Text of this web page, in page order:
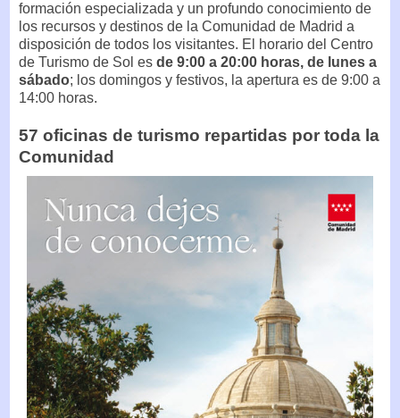
formación especializada y un profundo conocimiento de
los recursos y destinos de la Comunidad de Madrid a
disposición de todos los visitantes. El horario del Centro
de Turismo de Sol es de 9:00 a 20:00 horas, de lunes a
sábado; los domingos y festivos, la apertura es de 9:00 a
14:00 horas.
57 oficinas de turismo repartidas por toda la
Comunidad